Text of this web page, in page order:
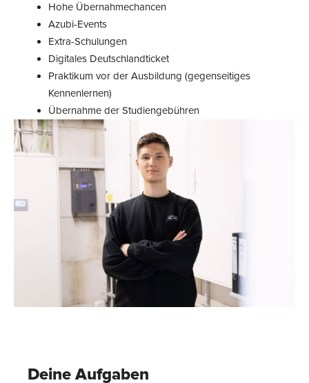
Hohe Übernahmechancen
Azubi-Events
Extra-Schulungen
Digitales Deutschlandticket
Praktikum vor der Ausbildung (gegenseitiges
Kennenlernen)
Übernahme der Studiengebühren
Deine Aufgaben